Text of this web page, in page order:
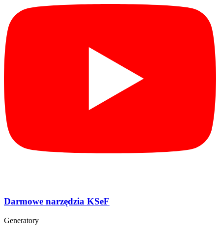
Darmowe narzędzia KSeF
Generatory